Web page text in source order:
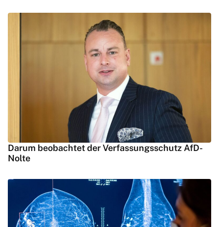
Darum beobachtet der Verfassungsschutz AfD-
Nolte